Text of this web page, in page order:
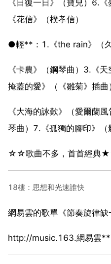
《日復一日》（寶兒）6.
《花信》（樸孝信）
●輕**：1.《the rain》（
《卡農》（鋼琴曲）3.《
掩蓋的愛》（《雛菊》插曲
《大海的詠歎》（愛爾蘭
琴曲）7.《孤獨的腳印》（
☆☆歌曲不多，首首經典
18樓：思想和光速誰快
網易雲的歌單《節奏旋律缺
http://music.163.網易雲